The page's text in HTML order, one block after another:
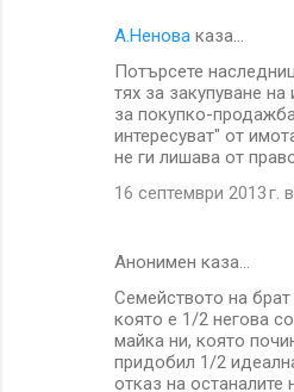
А.Ненова каза…
Потърсете
тях за закупуване
за покупко-
интересуват" от
не ги лишава от
16 септември 2013 г.
Анонимен каза…
Семейството на
която е 1/2 негова
майка ни, която
придобил 1/2
отказ на